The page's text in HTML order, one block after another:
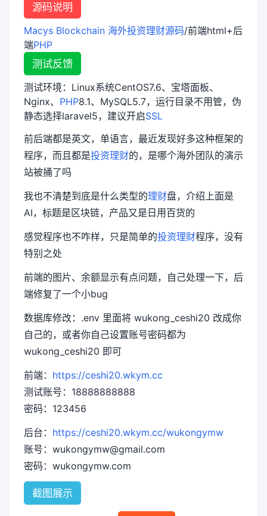
源码说明
Macys Blockchain 海外投资理财源码/前端html+后
端PHP
测试反馈
测试环境：Linux系统CentOS7.6、宝塔面板、
Nginx、 PHP8.1、MySQL5.7，运行目录不用管，伪
静态选择laravel5，建议开启SSL
前后端都是英文，单语言，最近发现好多这种框架的
程序，而且都是投资理财的，是哪个海外团队的演示
站被捅了吗
我也不清楚到底是什么类型的理财盘，介绍上面是
AI，标题是区块链，产品又是日用百货的
感觉程序也不咋样，只是简单的投资理财程序，没有
特别之处
前端的图片、余额显示有点问题，自己处理一下，后
端修复了一个小bug
数据库修改：.env 里面将 wukong_ceshi20 改成你
自己的，或者你自己设置账号密码都为
wukong_ceshi20 即可
前端： https://ceshi20.wkym.cc
测试账号：18888888888
密码：123456
后台： https://ceshi20.wkym.cc/wukongymw
账号：wukongymw@gmail.com
密码：wukongymw.com
截图展示